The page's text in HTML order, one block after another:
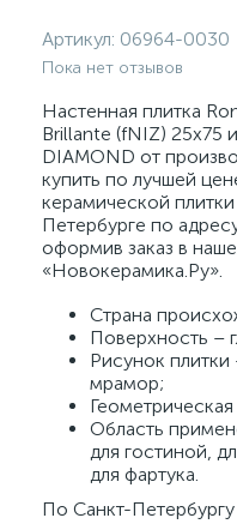
Артикул: 06964-0030
Пока нет отзывов
Настенная плитка
Brillante (fNIZ) 25x75
DIAMOND от
купить по лучшей
керамической
Петербурге по
оформив заказ в
«Новокерамика.Ру».
Страна
Поверхность –
Рисунок
мрамор;
Область
для гостиной,
для фартука.
По Санкт-